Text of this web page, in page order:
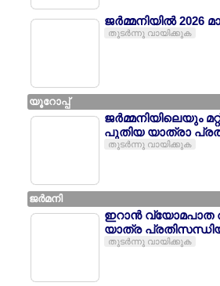
ജര്‍മ്മനിയില്‍ 2026
തുടര്‍ന്നു വായിക്കുക
യൂറോപ്പ്
ജര്‍മ്മനിയിലെയും
പുതിയ യാത്രാ
തുടര്‍ന്നു വായിക്കുക
ജര്‍മനി
ഇറാന്‍ വ്യോമപാത
യാത്ര
തുടര്‍ന്നു വായിക്കുക